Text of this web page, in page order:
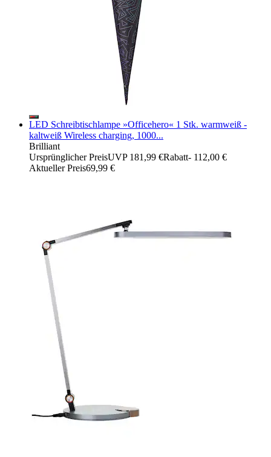
LED Schreibtischlampe »Officehero« 1 Stk. warmweiß -
kaltweiß Wireless charging, 1000...
Brilliant
Ursprünglicher PreisUVP 181,99 €Rabatt- 112,00 €
Aktueller Preis69,99 €